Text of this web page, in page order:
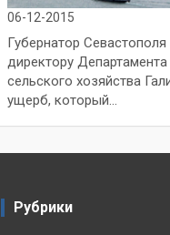
06-12-2015
Губернатор
директору
сельского хозяйства
ущерб, который…
Рубрики